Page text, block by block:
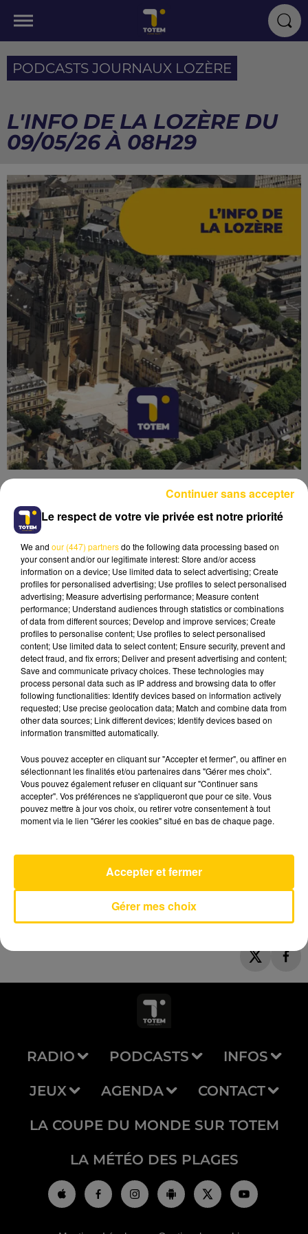
PODCASTS JOURNAUX LOZÈRE
L'INFO DE LA LOZÈRE DU
09/05/26 À 08H29
Lecture (4 min 40 sec)
9 mai 2026 - 4 min 40 sec
L'INFO DE LA LOZÈRE DU 09/05/26 À
08H29
L'info de la Lozère
DONNA SUMMER
AVEYRON NORD
RADIO PODCASTS INFOS
JEUX AGENDA CONTACT
LA COUPE DU MONDE SUR TOTEM
LA MÉTÉO DES PLAGES
Le respect de votre vie privée est notre priorité
We and our (447) partnersdo the following data processing based on
your consent and/or our legitimate interest: Store and/or access
information on a device; Use limited data to select advertising; Create
profiles for personalised advertising; Use profiles to select personalised
advertising; Measure advertising performance; Measure content
performance; Understand audiences through statistics or combinations
of data from different sources; Develop and improve services; Create
profiles to personalise content; Use profiles to select personalised
content; Use limited data to select content; Ensure security, prevent and
detect fraud, and fix errors; Deliver and present advertising and content;
Save and communicate privacy choices. These technologies may
process personal data such as IP address and browsing data to offer
following functionalities: Identify devices based on information actively
requested; Use precise geolocation data; Match and combine data from
other data sources; Link different devices; Identify devices based on
information transmitted automatically.
Vous pouvez accepter en cliquant sur "Accepter et fermer", ou affiner en
sélectionnant les finalités et/ou partenaires dans "Gérer mes choix".
Vous pouvez également refuser en cliquant sur "Continuer sans
accepter". Vos préférences ne s'appliqueront que pour ce site. Vous
pouvez mettre à jour vos choix, ou retirer votre consentement à tout
moment via le lien "Gérer les cookies" situé en bas de chaque page.
Gérer mes choix
Accepter et fermer
Continuer sans accepter